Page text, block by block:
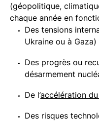
(géopolitique,
chaque année en
Des tensions
Ukraine ou à Gaza)
Des progrès ou
désarmement
De l’accélération
Des risques